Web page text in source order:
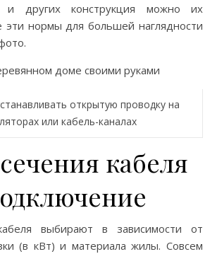
и других конструкция можно их
эти нормы для большей наглядности
открытую проводку на
или кабель-каналах
кабеля
выбирают в зависимости от
(в кВт) и материала жилы. Совсем